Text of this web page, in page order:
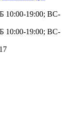
10:00-19:00; ВС-
10:00-19:00; ВС-